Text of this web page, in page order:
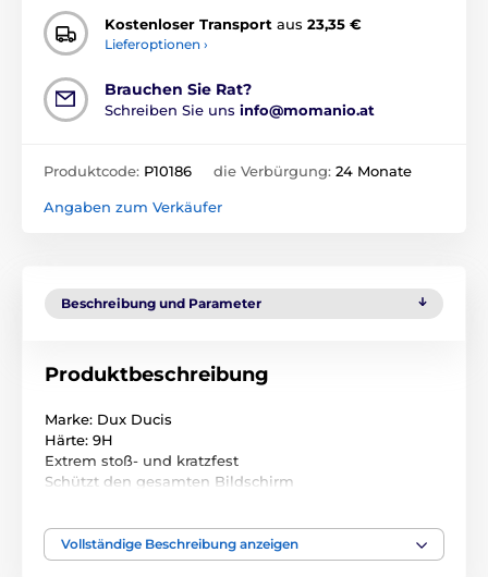
Kostenloser Transport aus 23,35 €
Lieferoptionen ›
Brauchen Sie Rat?
Schreiben Sie uns info@momanio.at
Produktcode: P10186 die Verbürgung: 24 Monate
Angaben zum Verkäufer
Beschreibung und Parameter
Produktbeschreibung
Marke: Dux Ducis
Härte: 9H
Extrem stoß- und kratzfest
Schützt den gesamten Bildschirm
Verpackung enthält Selbstmontage-Set
Vollständige Beschreibung anzeigen